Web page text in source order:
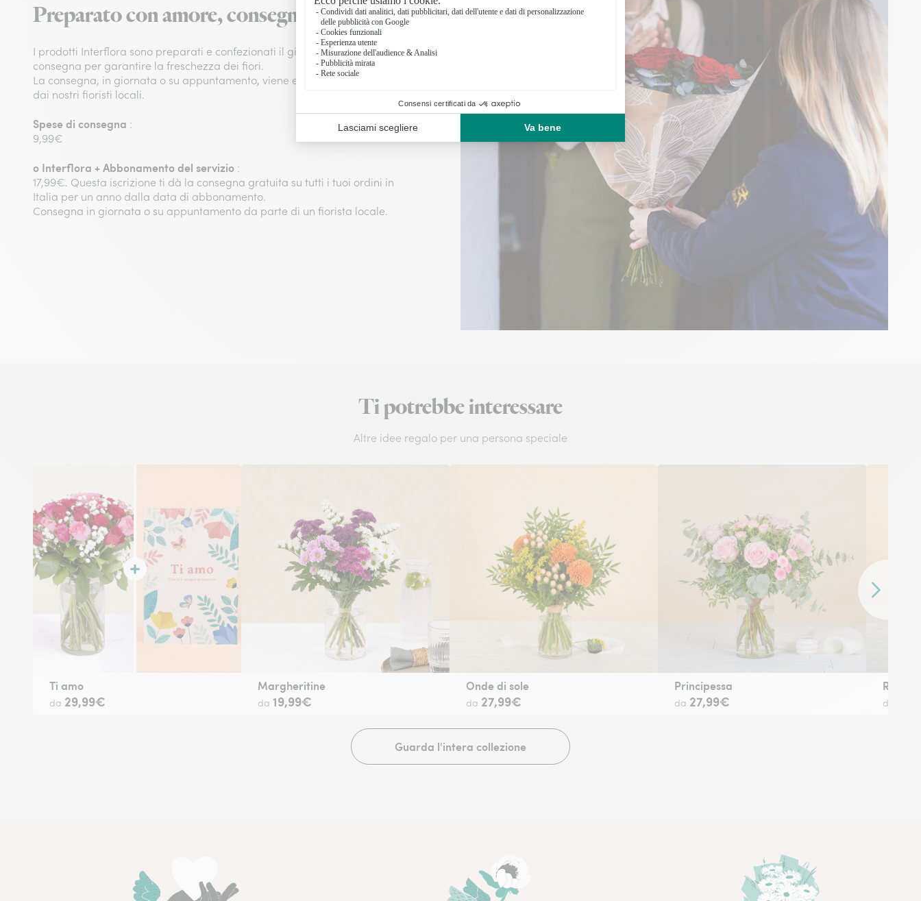
Preparato con amore, consegnato con cura!
I prodotti Interflora sono preparati e confezionati il giorno stesso della
consegna per garantire la freschezza dei fiori.
La consegna, in giornata o su appuntamento, viene effettuata direttamente
dai nostri fioristi locali.
Spese di consegna :
9,99€
o Interflora + Abbonamento del servizio :
17,99€. Questa iscrizione ti dà la consegna gratuita su tutti i tuoi ordini in
Italia per un anno dalla data di abbonamento.
Consegna in giornata o su appuntamento da parte di un fiorista locale.
Ti potrebbe interessare
Altre idee regalo per una persona speciale
Contenuto
Ti amo
da 29,99€
Margheritine
da 19,99€
Onde di sole
da 27,99€
Principessa
da 27,99€ da
Guarda l'intera collezione